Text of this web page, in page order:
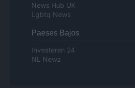
News Hub UK
Lgbtq News
Paeses Bajos
Investeren 24
NL Newz